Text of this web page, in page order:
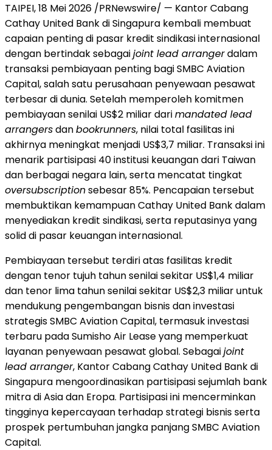
TAIPEI, 18 Mei 2026 /PRNewswire/ — Kantor Cabang
Cathay United Bank di Singapura kembali membuat
capaian penting di pasar kredit sindikasi internasional
dengan bertindak sebagaijoint lead arrangerdalam
transaksi pembiayaan penting bagi SMBC Aviation
Capital, salah satu perusahaan penyewaan pesawat
terbesar di dunia. Setelah memperoleh komitmen
pembiayaan senilai US$2 miliar darimandated lead
arrangersdanbookrunners, nilai total fasilitas ini
akhirnya meningkat menjadi US$3,7 miliar. Transaksi ini
menarik partisipasi 40 institusi keuangan dari Taiwan
dan berbagai negara lain, serta mencatat tingkat
oversubscriptionsebesar 85%. Pencapaian tersebut
membuktikan kemampuan Cathay United Bank dalam
menyediakan kredit sindikasi, serta reputasinya yang
solid di pasar keuangan internasional.
Pembiayaan tersebut terdiri atas fasilitas kredit
dengan tenor tujuh tahun senilai sekitar US$1,4 miliar
dan tenor lima tahun senilai sekitar US$2,3 miliar untuk
mendukung pengembangan bisnis dan investasi
strategis SMBC Aviation Capital, termasuk investasi
terbaru pada Sumisho Air Lease yang memperkuat
layanan penyewaan pesawat global. Sebagaijoint
lead arranger, Kantor Cabang Cathay United Bank di
Singapura mengoordinasikan partisipasi sejumlah bank
mitra di Asia dan Eropa. Partisipasi ini mencerminkan
tingginya kepercayaan terhadap strategi bisnis serta
prospek pertumbuhan jangka panjang SMBC Aviation
Capital.